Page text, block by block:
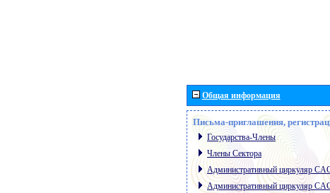
Общая информация
Письма-приглашения,
Государства-Члены
Члены Сектора
Административный циркуляр
Административный циркуляр